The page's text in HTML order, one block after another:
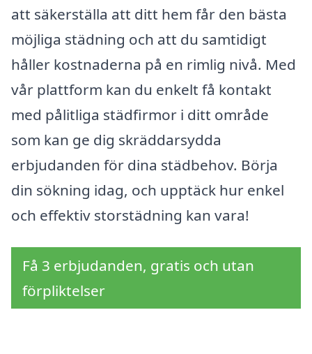
att säkerställa att ditt hem får den bästa
möjliga städning och att du samtidigt
håller kostnaderna på en rimlig nivå. Med
vår plattform kan du enkelt få kontakt
med pålitliga städfirmor i ditt område
som kan ge dig skräddarsydda
erbjudanden för dina städbehov. Börja
din sökning idag, och upptäck hur enkel
och effektiv storstädning kan vara!
Få 3 erbjudanden, gratis och utan
förpliktelser